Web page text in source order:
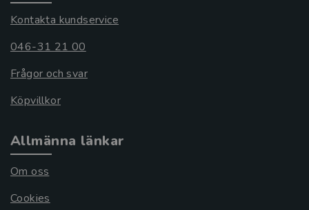
Kontakta kundservice
046-31 21 00
Frågor och svar
Köpvillkor
Allmänna länkar
Om oss
Cookies